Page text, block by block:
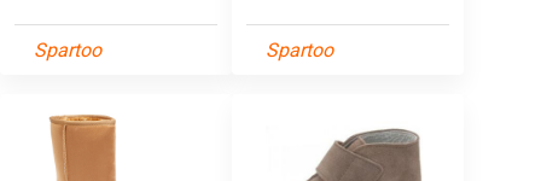
Spartoo Spartoo